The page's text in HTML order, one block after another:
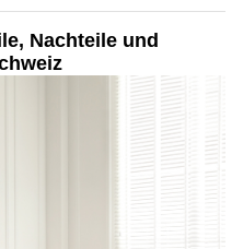
Nachteile und